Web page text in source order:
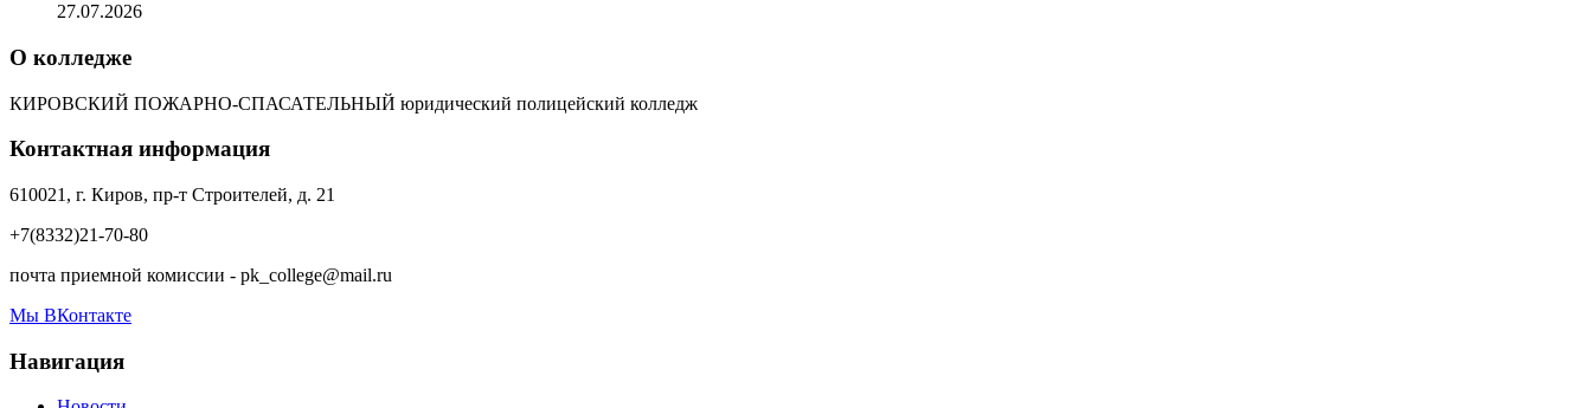
27.07.2026
О колледже
КИРОВСКИЙ ПОЖАРНО-СПАСАТЕЛЬНЫЙ юридический полицейский колледж
Контактная информация
610021, г. Киров, пр-т Строителей, д. 21
+7(8332)21-70-80
почта приемной комиссии - pk_college@mail.ru
Мы ВКонтакте
Навигация